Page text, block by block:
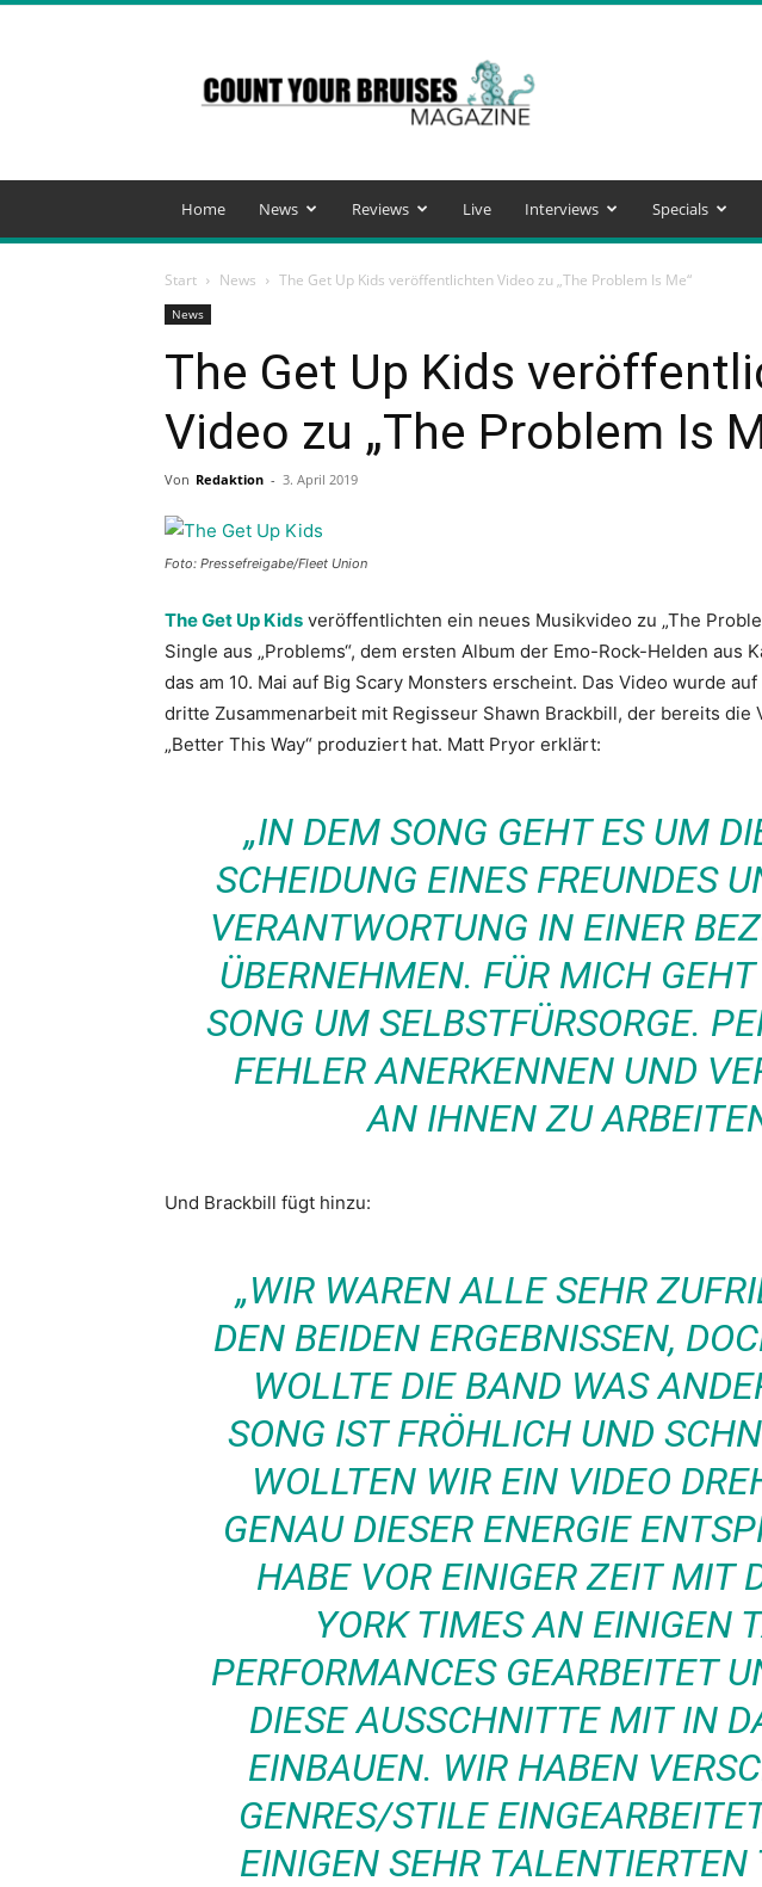
Your
Bruises
Magazine
Home News Reviews Live Interviews Specials
Start News The Get Up Kids veröffentlichten Video zu „The Problem Is Me“
News
The Get Up Kids
Video zu „The Problem Is
Von Redaktion - 3. April 2019
Foto: Pressefreigabe/Fleet Union
The Get Up Kids veröffentlichten ein neues Musikvideo zu „The
Single aus „Problems“, dem ersten Album der Emo-Rock-Helden aus
das am 10. Mai auf Big Scary Monsters erscheint. Das Video wurde
dritte Zusammenarbeit mit Regisseur Shawn Brackbill, der bereits die
„Better This Way“ produziert hat. Matt Pryor erklärt:
„IN DEM SONG GEHT ES UM
SCHEIDUNG EINES FREUNDES
VERANTWORTUNG IN EINER
ÜBERNEHMEN. FÜR MICH
SONG UM SELBSTFÜRSORGE.
FEHLER ANERKENNEN UND
AN IHNEN ZU
Und Brackbill fügt hinzu:
„WIR WAREN ALLE SEHR
DEN BEIDEN ERGEBNISSEN,
WOLLTE DIE BAND WAS
SONG IST FRÖHLICH UND
WOLLTEN WIR EIN VIDEO
GENAU DIESER ENERGIE
HABE VOR EINIGER ZEIT MIT
YORK TIMES AN EINIGEN
PERFORMANCES GEARBEITET
DIESE AUSSCHNITTE MIT IN
EINBAUEN. WIR HABEN
GENRES/STILE
EINIGEN SEHR TALENTIERTEN